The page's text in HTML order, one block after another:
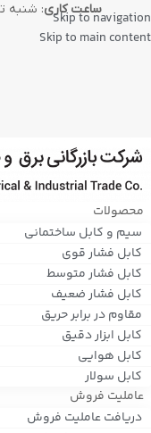
Skip to navigation
Skip to main content
ساعت کاری: شنبه تا
محصولات
سیم و کابل ساختمانی
کابل فشار قوی
کابل فشار متوسط
کابل فشار ضعیف
مقاوم در برابر حریق
کابل ابزار دقیق
کابل هوایی
کابل سولار
عاملیت فروش
دریافت عاملیت فروش